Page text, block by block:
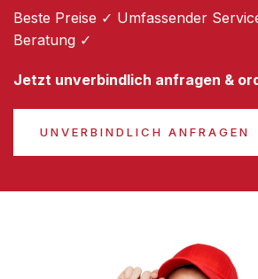
Beste Preise ✓ Umfassender
Beratung ✓
Jetzt unverbindlich anfragen &
UNVERBINDLICH ANFRAGEN